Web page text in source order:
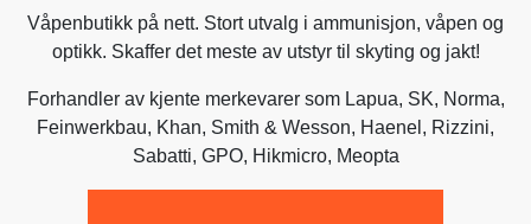
Våpenbutikk på nett. Stort utvalg i ammunisjon, våpen og
optikk. Skaffer det meste av utstyr til skyting og jakt!
Forhandler av kjente merkevarer som Lapua, SK, Norma,
Feinwerkbau, Khan, Smith & Wesson, Haenel , Rizzini,
Sabatti, GPO, Hikmicro, Meopta